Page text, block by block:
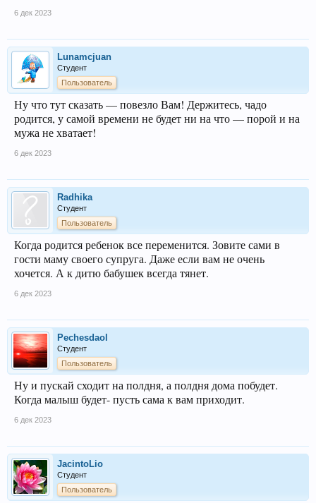
6 дек 2023
Lunamcjuan
Студент
Пользователь
Ну что тут сказать — повезло Вам! Держитесь, чадо
родится, у самой времени не будет ни на что — порой и на
мужа не хватает!
6 дек 2023
Radhika
Студент
Пользователь
Когда родится ребенок все переменится. Зовите сами в
гости маму своего супруга. Даже если вам не очень
хочется. А к дитю бабушек всегда тянет.
6 дек 2023
Pechesdaol
Студент
Пользователь
Ну и пускай сходит на полдня, а полдня дома побудет.
Когда малыш будет- пусть сама к вам приходит.
6 дек 2023
JacintoLio
Студент
Пользователь